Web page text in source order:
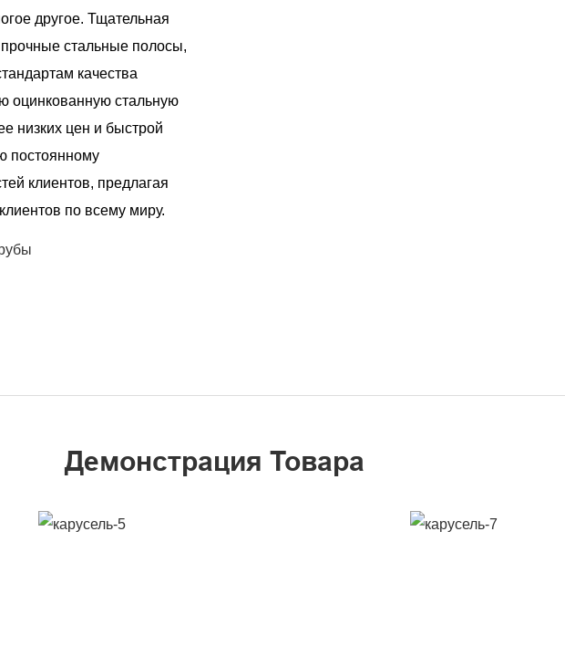
другое. Тщательная
стальные полосы,
качества
оцинкованную стальную
низких цен и быстрой
постоянному
клиентов, предлагая
по всему миру.
Демонстрация Товара